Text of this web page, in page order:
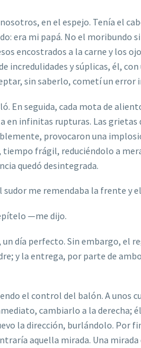
en el espejo. Tenía el
era mi papá. No el moribundo
encostrados a la carne y los
incredulidades y súplicas, él, con
sin saberlo, cometíun error
En seguida, cada mota de
en infinitas rupturas. Las grietas
provocaron una
tiempo frágil, reduciéndolo a
quedó desintegrada.
sudor me remendaba la frente y
telo —me dijo.
un día perfecto. Sin embargo, el
y la entrega, por parte de
el control del balón. A unos
cambiarlo a la derecha; é
la dirección, burlándolo. Por
ía aquella mirada. Una mirada